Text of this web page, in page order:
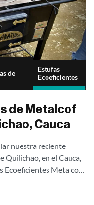
de
Estufas
Ecoeficientes
de Metalcof
Cauca
nuestra reciente
Quilichao, en el Cauca,
Ecoeficientes Metalcof,